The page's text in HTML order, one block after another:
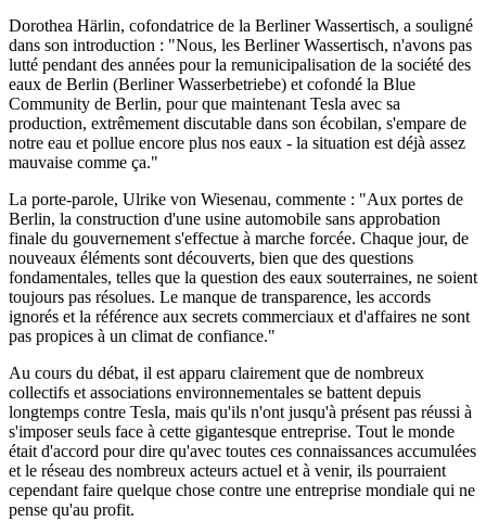
Dorothea Härlin, cofondatrice de la Berliner Wassertisch, a souligné
dans son introduction : "Nous, les Berliner Wassertisch, n'avons pas
lutté pendant des années pour la remunicipalisation de la société des
eaux de Berlin (Berliner Wasserbetriebe) et cofondé la Blue
Community de Berlin, pour que maintenant Tesla avec sa
production, extrêmement discutable dans son écobilan, s'empare de
notre eau et pollue encore plus nos eaux - la situation est déjà assez
mauvaise comme ça."
La porte-parole, Ulrike von Wiesenau, commente : "Aux portes de
Berlin, la construction d'une usine automobile sans approbation
finale du gouvernement s'effectue à marche forcée. Chaque jour, de
nouveaux éléments sont découverts, bien que des questions
fondamentales, telles que la question des eaux souterraines, ne soient
toujours pas résolues. Le manque de transparence, les accords
ignorés et la référence aux secrets commerciaux et d'affaires ne sont
pas propices à un climat de confiance."
Au cours du débat, il est apparu clairement que de nombreux
collectifs et associations environnementales se battent depuis
longtemps contre Tesla, mais qu'ils n'ont jusqu'à présent pas réussi à
s'imposer seuls face à cette gigantesque entreprise. Tout le monde
était d'accord pour dire qu'avec toutes ces connaissances accumulées
et le réseau des nombreux acteurs actuel et à venir, ils pourraient
cependant faire quelque chose contre une entreprise mondiale qui ne
pense qu'au profit.